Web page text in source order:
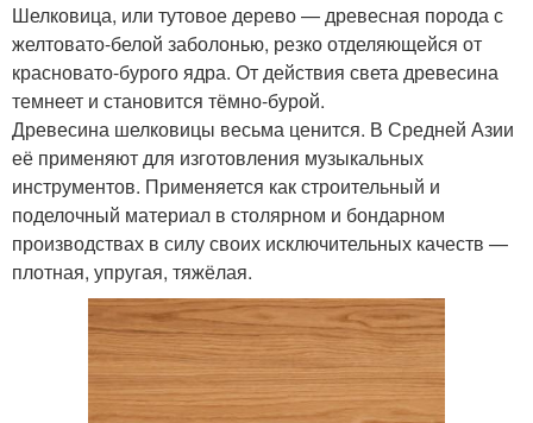
Шелковица, или тутовое дерево — древесная порода с
желтовато-белой заболонью, резко отделяющейся от
красновато-бурого ядра. От действия света древесина
темнеет и становится тёмно-бурой.
Древесина шелковицы весьма ценится. В Средней Азии
её применяют для изготовления музыкальных
инструментов. Применяется как строительный и
поделочный материал в столярном и бондарном
производствах в силу своих исключительных качеств —
плотная, упругая, тяжёлая.